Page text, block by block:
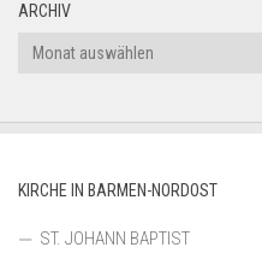
ARCHIV
Archiv
KIRCHE IN BARMEN-NORDOST
ST. JOHANN BAPTIST